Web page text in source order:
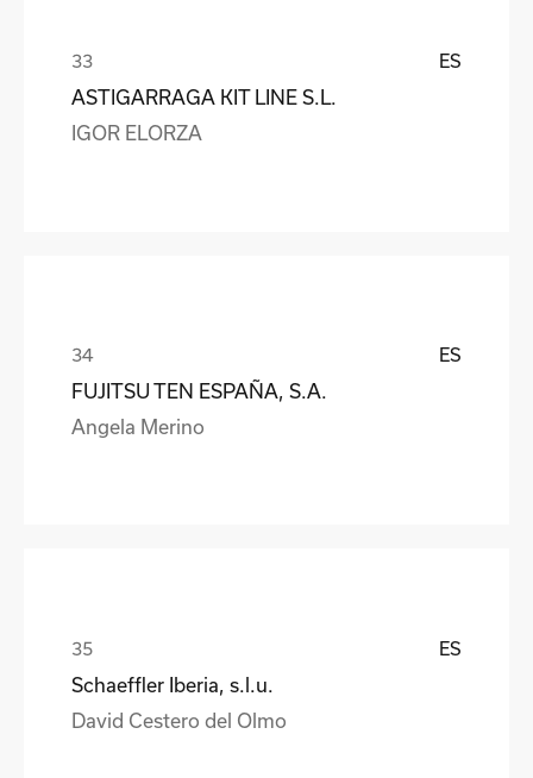
ES
ASTIGARRAGA KIT LINE S.L.
IGOR ELORZA
ES
FUJITSU TEN ESPAÑA, S.A.
Angela Merino
ES
Schaeffler Iberia, s.l.u.
David Cestero del Olmo